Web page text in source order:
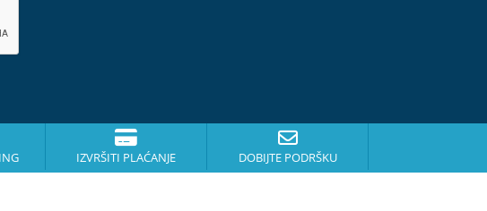
IZVRŠITI PLAĆANJE DOBIJTE PODRŠKU